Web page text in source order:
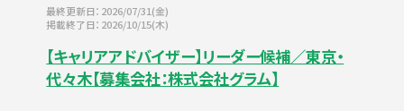
最終更新日：2026/07/31(金)
掲載終了日：2026/10/15(木)
【キャリアアドバイザー】リーダー候補／東京・
代々木【募集会社：株式会社グラム】